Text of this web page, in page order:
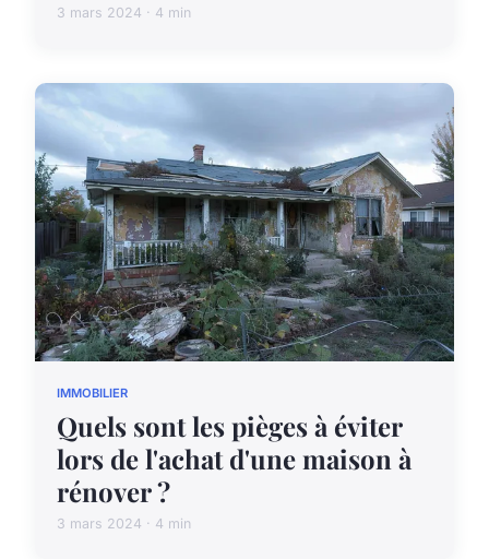
3 mars 2024 · 4 min
IMMOBILIER
Quels sont les pièges à éviter
lors de l'achat d'une maison à
rénover ?
3 mars 2024 · 4 min